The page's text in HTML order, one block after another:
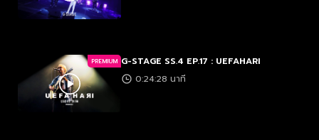
PREMIUM G-STAGE SS.4 EP.17 : UEFAHARI
0:24:28 นาที